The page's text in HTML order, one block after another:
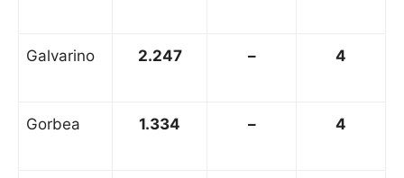
Galvarino 2.247 – 4
Gorbea 1.334 – 4